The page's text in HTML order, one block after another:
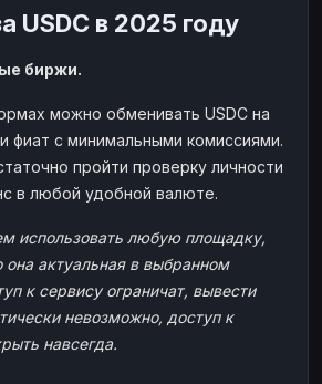
USDC в 2025 году
биржи.
можно обменивать USDC на
фиат с минимальными комиссиями.
пройти проверку личности
в любой удобной валюте.
использовать любую площадку,
она актуальная в выбранном
к сервису ограничат, вывести
невозможно, доступ к
навсегда.